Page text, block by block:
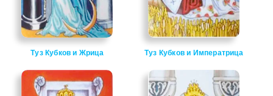
Туз Кубков и Жрица Туз Кубков и Императрица